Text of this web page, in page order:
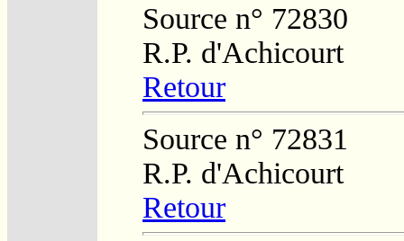
Source n° 72830
R.P. d'Achicourt
Retour
Source n° 72831
R.P. d'Achicourt
Retour